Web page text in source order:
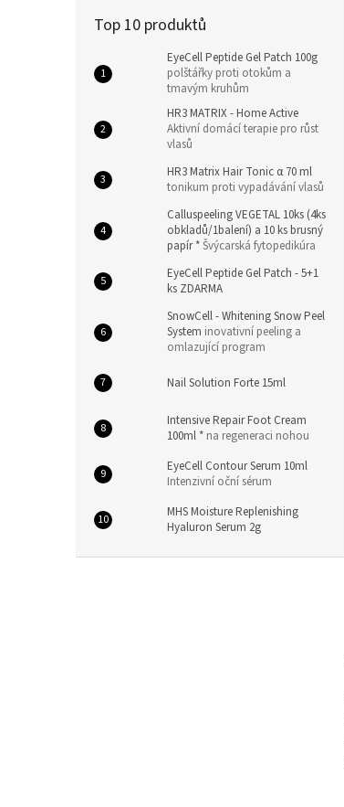
Top 10 produktů
EyeCell Peptide Gel Patch 100g
polštářky proti otokům a
tmavým kruhům
HR3 MATRIX - Home Active
Aktivní domácí terapie pro růst
vlasů
HR3 Matrix Hair Tonic α 70 ml
tonikum proti vypadávání vlasů
Calluspeeling VEGETAL 10ks (4ks
obkladů/1balení) a 10 ks brusný
papír *Švýcarská fytopedikúra
EyeCell Peptide Gel Patch - 5+1
ks ZDARMA
SnowCell - Whitening Snow Peel
System inovativní peeling a
omlazující program
Nail Solution Forte 15ml
Intensive Repair Foot Cream
100ml * na regeneraci nohou
EyeCell Contour Serum 10ml
Intenzivní oční sérum
MHS Moisture Replenishing
Hyaluron Serum 2g